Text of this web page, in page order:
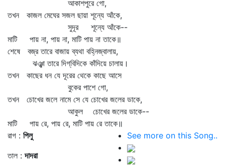
আকাশপুরে গো,
তখন কাজল মেঘের সজল ছায়া শূন্যে আঁকে,
সুদূর শূন্যে আঁকে--
মাটি পায় না, পায় না, মাটি পায় না তাকে॥
শেষে বজ্র তারে বাজায় ব্যথা বহ্নিজ্বালায়,
ঝঞ্ঝা তারে দিগ্‌বিদিকে কাঁদিয়ে চালায়।
তখন কাছের ধন যে দূরের থেকে কাছে আসে
বুকের পাশে গো,
তখন চোখের জলে নামে সে যে চোখের জলের ডাকে,
আকুল চোখের জলের ডাকে--
মাটি পায় রে, পায় রে, মাটি পায় রে তাকে॥
রাগ : পিলু
তাল :দাদরা
See more on this Song..